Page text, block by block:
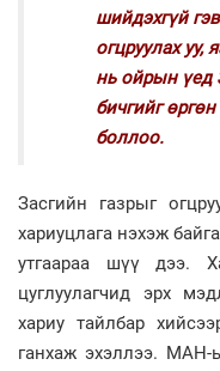
шийдэхгүй
огцруулах уу,
нь ойрын үед
бичгийг
боллоо.
Засгийн газрыг
хариуцлага нэхэж
утгаараа шүү дээ.
цуглуулагчид эрх
хариу тайлбар
ганхаж эхэллээ. МАН-